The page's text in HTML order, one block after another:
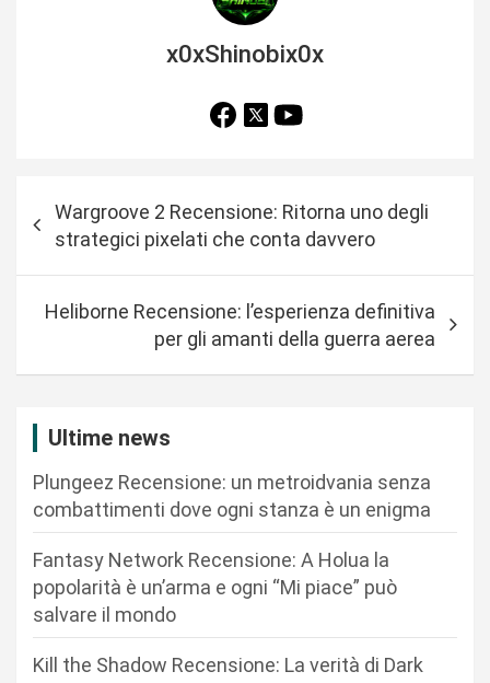
x0xShinobix0x
a
Wargroove 2 Recensione: Ritorna uno degli
strategici pixelati che conta davvero
Heliborne Recensione: l’esperienza definitiva
per gli amanti della guerra aerea
Ultime news
Plungeez Recensione: un metroidvania senza
combattimenti dove ogni stanza è un enigma
Fantasy Network Recensione: A Holua la
popolarità è un’arma e ogni “Mi piace” può
salvare il mondo
Kill the Shadow Recensione: La verità di Dark